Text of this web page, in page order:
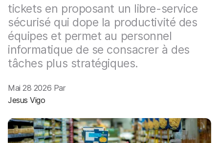
a
l
tickets en proposant un libre-service
sécurisé qui dope la productivité des
équipes et permet au personnel
informatique de se consacrer à des
tâches plus stratégiques.
Mai 28 2026 Par
Jesus Vigo